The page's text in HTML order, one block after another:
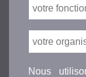
Nous